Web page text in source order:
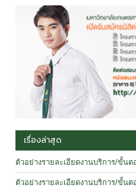
เรื่องล่าสุด
ตัวอย่างรายละเอียดงานบริการ/ขั้น
ตัวอย่างรายละเอียดงานบริการ/ขั้น